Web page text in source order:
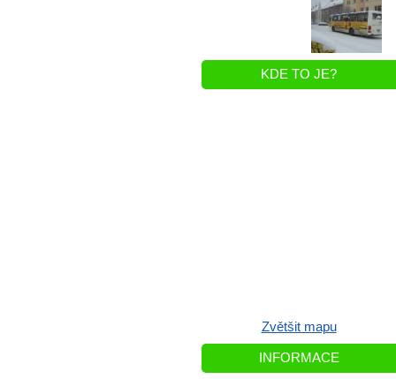
KDE TO JE?
Zvětšit mapu
INFORMACE